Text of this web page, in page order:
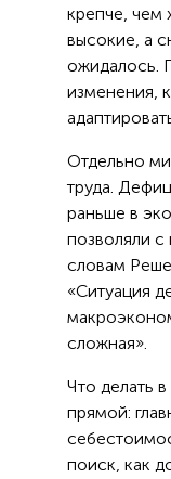
крепче, чем
высокие, а
ожидалось.
изменения,
Отдельно
труда.
раньше в
позволяли с
словам
«Ситуация
сложная».
Что делать
прямой:
поиск, как